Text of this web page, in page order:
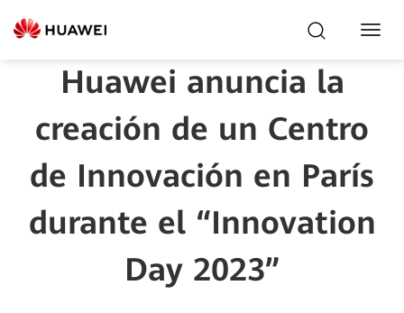
Huawei anuncia la
creación de un Centro
de Innovación en París
durante el “Innovation
Day 2023”